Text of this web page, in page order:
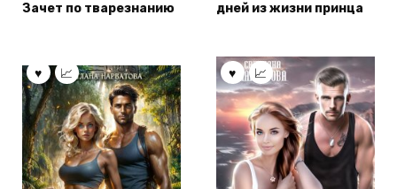
Зачет по тварезнанию дней из жизни принца